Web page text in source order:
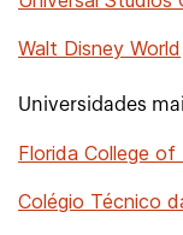
Walt Disney World
Universidades
Florida College
Colégio Técnico